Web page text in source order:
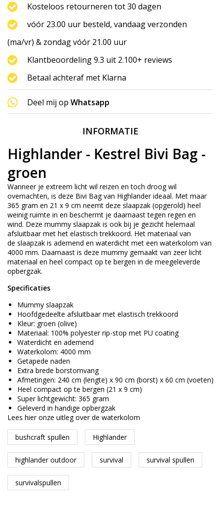
Kosteloos retourneren tot 30 dagen
vóór 23.00 uur besteld, vandaag verzonden
(ma/vr) & zondag vóór 21.00 uur
Klantbeoordeling 9.3 uit 2.100+ reviews
Betaal achteraf met Klarna
Deel mij op Whatsapp
INFORMATIE
Highlander - Kestrel Bivi Bag -
groen
Wanneer je extreem licht wil reizen en toch droog wil
overnachten, is deze Bivi Bag van Highlander ideaal. Met maar
365 gram en 21 x 9 cm neemt deze slaapzak (opgerold) heel
weinig ruimte in en beschermt je daarnaast tegen regen en
wind. Deze mummy slaapzak is ook bij je gezicht helemaal
afsluitbaar met het elastisch trekkoord. Het materiaal van
de slaapzak is ademend en waterdicht met een waterkolom van
4000 mm. Daarnaast is deze mummy gemaakt van zeer licht
materiaal en heel compact op te bergen in de meegeleverde
opbergzak.
Specificaties
Mummy slaapzak
Hoofdgedeelte afsluitbaar met elastisch trekkoord
Kleur: groen (olive)
Materiaal: 100% polyester rip-stop met PU coating
Waterdicht en ademend
Waterkolom: 4000 mm
Getapede naden
Extra brede borstomvang
Afmetingen: 240 cm (lengte) x 90 cm (borst) x 60 cm (voeten)
Heel compact op te bergen (21 x 9 cm)
Super lichtgewicht: 365 gram
Geleverd in handige opbergzak
Lees hieronze uitleg over de waterkolom
bushcraft spullen Highlander
highlander outdoor survival survival spullen
survivalspullen